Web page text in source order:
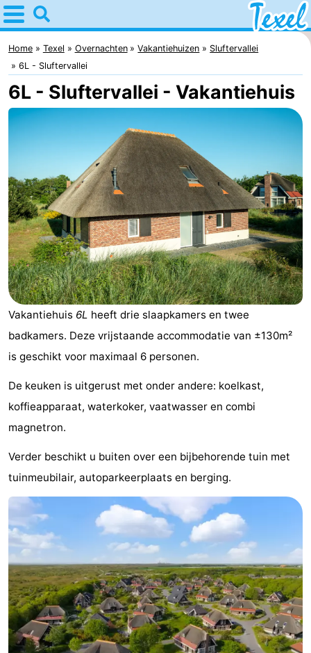
Home
Texel
Tips
Voor
kinderen
Dorpen
Den
Burg
-
Den
Hoorn
-
De
Cocksdorp
-
De
Koog
-
Oudeschild
-
De
Waal
-
Oosterend
Natuur
Mooiste
uitkijkpunten
Overnachten
Appartementen
Bosch
en
Zee
-
De
Vlijt
-
Hoeve
Holland
-
Land
-
Home Texel Overnachten Vakantiehuizen
Sluftervallei
6L - Sluftervallei
6L - Sluftervallei - Vakantiehuis
Vakantiehuis 6L heeft drie slaapkamers en twee
badkamers. Deze vrijstaande accommodatie van ±130m²
is geschikt voor maximaal 6 personen.
De keuken is uitgerust met onder andere: koelkast,
koffieapparaat, waterkoker, vaatwasser en combi
magnetron.
Verder beschikt u buiten over een bijbehorende tuin met
tuinmeubilair, autoparkeerplaats en berging.